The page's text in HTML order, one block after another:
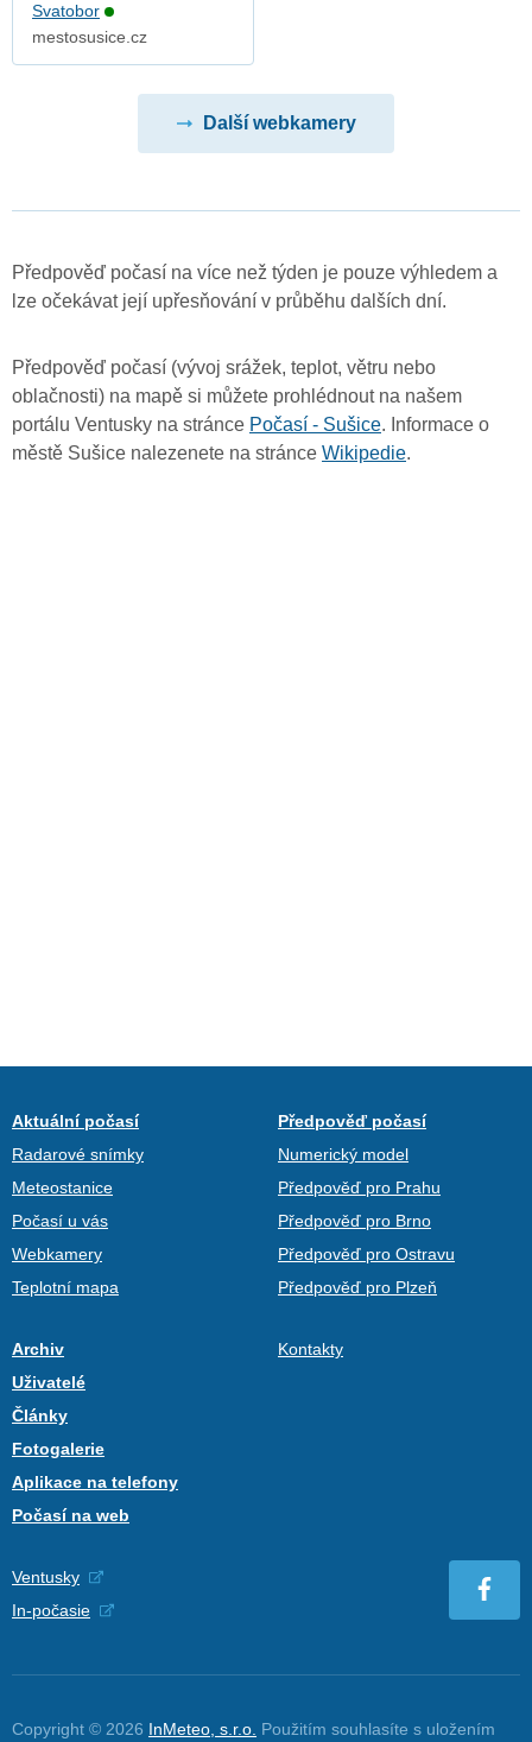
Svatobor
mestosusice.cz
Další webkamery
Předpověď počasí na více než týden je pouze výhledem a
lze očekávat její upřesňování v průběhu dalších dní.
Předpověď počasí (vývoj srážek, teplot, větru nebo
oblačnosti) na mapě si můžete prohlédnout na našem
portálu Ventusky na stránce Počasí - Sušice. Informace o
městě Sušice nalezenete na stránce Wikipedie.
Aktuální počasí
Radarové snímky
Meteostanice
Počasí u vás
Webkamery
Teplotní mapa
Předpověď počasí
Numerický model
Předpověď pro Prahu
Předpověď pro Brno
Předpověď pro Ostravu
Předpověď pro Plzeň
Archiv
Uživatelé
Články
Fotogalerie
Aplikace na telefony
Počasí na web
Kontakty
Ventusky
In-počasie
Copyright © 2026 InMeteo, s.r.o. Použitím souhlasíte s uložením